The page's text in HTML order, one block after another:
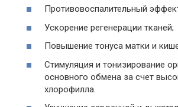
Противовоспалительный
Ускорение регенерации тканей;
Повышение тонуса матки и
Стимуляция и тонизирование
основного обмена за счет
хлорофилла.